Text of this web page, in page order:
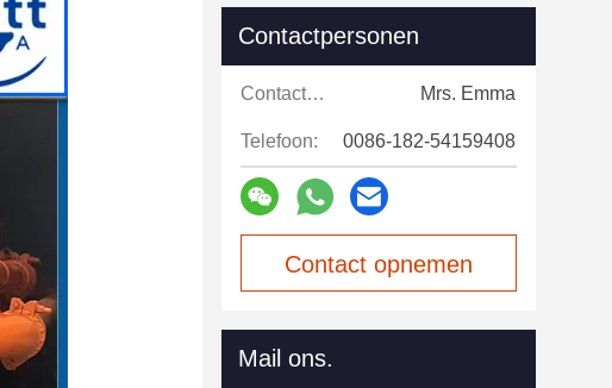
Contactpersonen
Contactpersonen: Mrs. Emma
Telefoon: 0086-182-54159408
Contact opnemen
Mail ons.